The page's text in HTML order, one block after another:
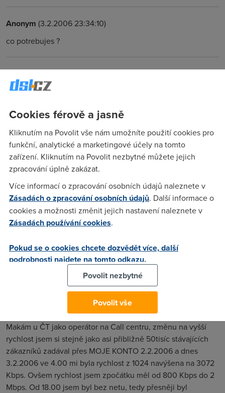
Anonym (3.2.2006 23:34:10)
co potrebujes ?
nen ja jsem se chtel zeptat nekoho kompetentniho proc
Anonym(4.2.2006 00:11:26)
taky mi to fcera jelo na 250 misto 512 ale je to v
agragaci....teoreticky kdyz budes mit skutecnou rychlost =
smlouvy....je to tak, ze?
tatik(4.2.2006 00:16:22)
nechce se mi verit ze pokazde namerim stejnou rychlost na
chlup ale ani vic ani min pokazde 1.7 mb coz je na urovni
(4.2.2006 00:25:03)
Makám u ČT jako operátor na Call centru, změnu na vyšší
rychlost jsem si stejně jako asi přibližně 50tisíc stávajících
zákazníků zadával přes MOJE KONTO 2.2.2006 a dnes
3.2.2006 ve 4.00 mi byla rychlost z 1024 navýšena na 3072
Kbps. Ovšem rychlost jsem zpočátku měl od 800 Kbps do 2
Mbps. Od 18.00 jsem byl bez netu, tedy přesněji byl
Cookies férově a jasně
Kliknutím na Povolit vše nám umožníte použití cookies pro
funkční, analytické a marketingové účely na tomto
zařízení. Kliknutím na Povolit nezbytné můžete jejich
zpracování úplně zakázat.
Více informací o zpracování osobních údajů naleznete v
Zásadách o zpracování osobních údajů. Další informace o
cookies a možnosti změnit jejich nastavení naleznete v
Zásadách používání cookies.
Pokud se o cookies chcete dozvědět více, další
podrobnosti najdete na tomto odkazu.
Povolit nezbytné
Povolit vše